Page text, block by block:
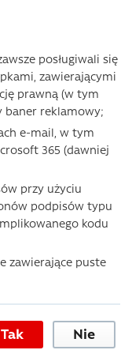
posługiwali się
zawierającymi
prawną (w tym
baner reklamowy;
e-mail, w tym
365 (dawniej
przy użyciu
podpisów typu
kodu
zawierające puste
Tak Nie